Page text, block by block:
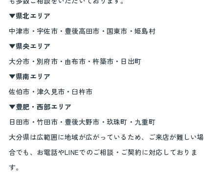
▼県北エリア
中津市・宇佐市・豊後高田市・国東市・姫島村
▼県央エリア
大分市・別府市・由布市・杵築市・日出町
▼県南エリア
佐伯市・津久見市・臼杵市
▼豊肥・西部エリア
日田市・竹田市・豊後大野市・玖珠町・九重町
大分県は広範囲に地域が広がっているため、ご来店が難しい場
合でも、お電話やLINEでのご相談・ご契約に対応しておりま
す。